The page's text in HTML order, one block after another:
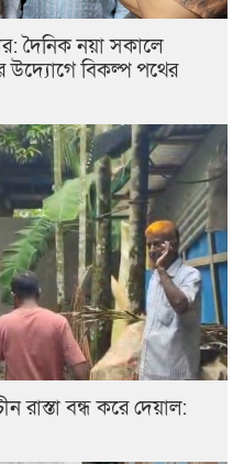
দৈনিক নয়া সকালে
উদ্যোগে বিকল্প পথের
রাস্তা বন্ধ করে দেয়াল: